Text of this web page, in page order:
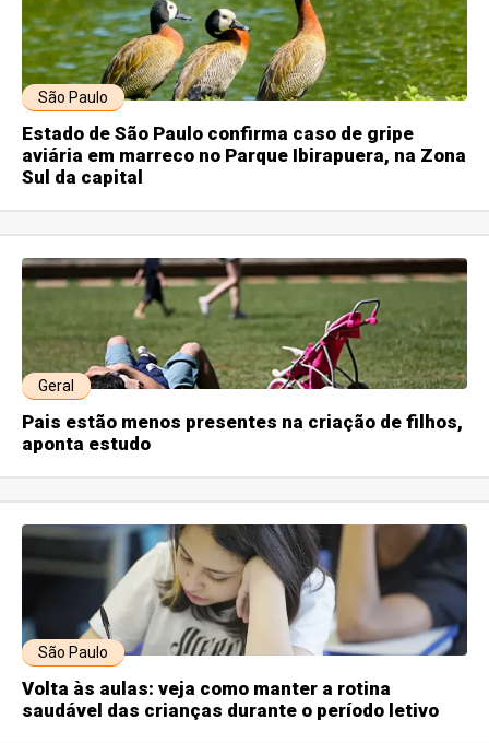
São Paulo
Estado de São Paulo confirma caso de gripe
aviária em marreco no Parque Ibirapuera, na Zona
Sul da capital
Geral
Pais estão menos presentes na criação de filhos,
aponta estudo
São Paulo
Volta às aulas: veja como manter a rotina
saudável das crianças durante o período letivo